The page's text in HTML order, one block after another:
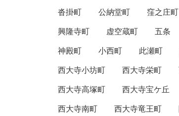
沓掛町
公納堂町 窪之庄町
興隆寺町
虚空蔵町 五条
神殿町
小西町 此瀬町
西大寺小坊町
西大寺栄町
西大寺高塚町
西大寺宝ケ丘
西大寺南町
西大寺竜王町